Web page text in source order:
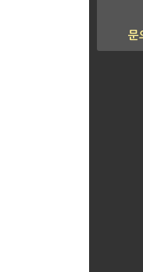
문